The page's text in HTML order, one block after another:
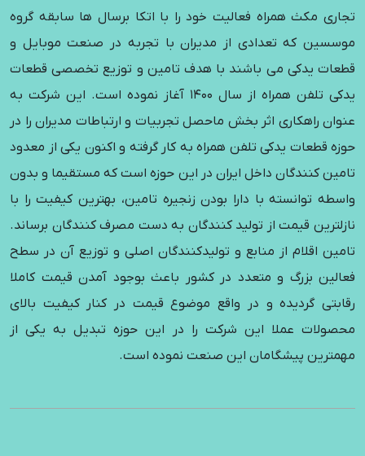
تجاری مکث همراه فعالیت خود را با اتکا برسال ها سابقه گروه
موسسین که تعدادی از مدیران با تجربه در صنعت موبایل و
قطعات یدکی می باشند با هدف تامین و توزیع تخصصی قطعات
یدکی تلفن همراه از سال 1400 آغاز نموده است. این شرکت به
عنوان راهکاری اثر بخش ماحصل تجربیات و ارتباطات مدیران را در
حوزه قطعات یدکی تلفن همراه به کار گرفته و اکنون یکی از معدود
تامین کنندگان داخل ایران در این حوزه است که مستقیما و بدون
واسطه توانسته با دارا بودن زنجیره تامین، بهترین کیفیت را با
نازلترین قیمت از تولید کنندگان به دست مصرف کنندگان برساند.
تامین اقلام از منابع و تولیدکنندگان اصلی و توزیع آن در سطح
فعالین بزرگ و متعدد در کشور باعث بوجود آمدن قیمت کاملا
رقابتی گردیده و در واقع موضوع قیمت در کنار کیفیت بالای
محصولات عملا این شرکت را در این حوزه تبدیل به یکی از
مهمترین پیشگامان این صنعت نموده است.